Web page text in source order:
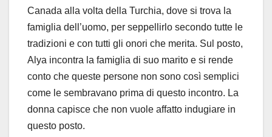
Canada alla volta della Turchia, dove si trova la
famiglia dell’uomo, per seppellirlo secondo tutte le
tradizioni e con tutti gli onori che merita. Sul posto,
Alya incontra la famiglia di suo marito e si rende
conto che queste persone non sono così semplici
come le sembravano prima di questo incontro. La
donna capisce che non vuole affatto indugiare in
questo posto.